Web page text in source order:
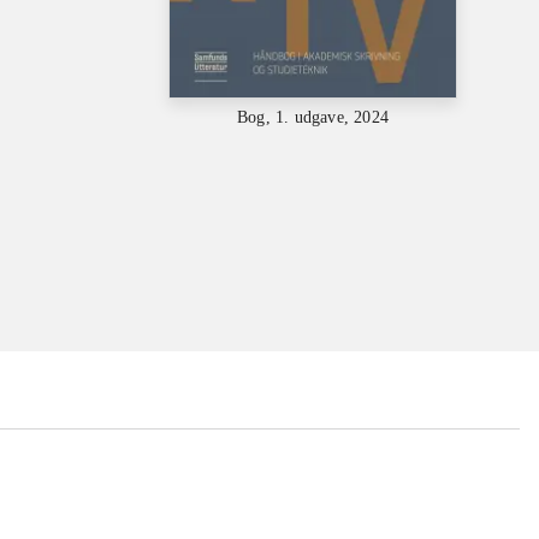
Bog, 1. udgave, 2024